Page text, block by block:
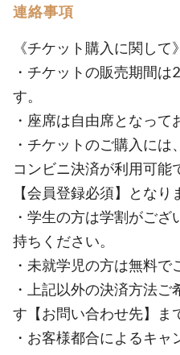
連絡事項
《チケット購入に関して》
・チケットの販売期間
す。
・座席は自由席となって
・チケットのご購入に
コンビニ決済が利用可能
【会員登録必須】となり
・学生の方は学割がご
持ちください。
・未就学児の方は無料で
・上記以外の決済方法ご
す【お問い合わせ先】ま
・お客様都合によるキャ